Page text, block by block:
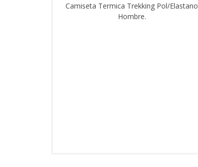
Camiseta Termica Trekking Pol/Elastano
Hombre.